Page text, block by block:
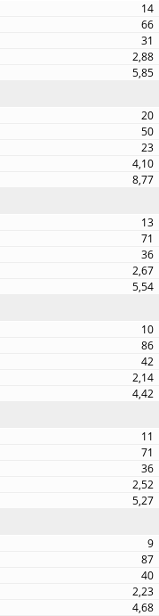
14
66
31
2,88
5,85
20
50
23
4,10
8,77
13
71
36
2,67
5,54
10
86
42
2,14
4,42
11
71
36
2,52
5,27
9
87
40
2,23
4,68